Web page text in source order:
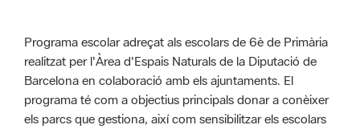
Programa escolar adreçat als escolars de 6è de Primària
realitzat per l'Àrea d'Espais Naturals de la Diputació de
Barcelona en colaboració amb els ajuntaments. El
programa té com a objectius principals donar a conèixer
els parcs que gestiona, així com sensibilitzar els escolars